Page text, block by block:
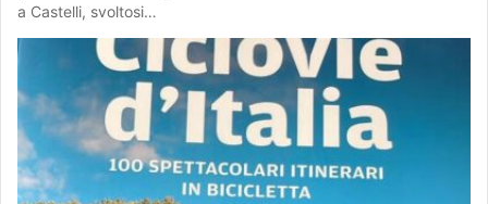
a Castelli, svoltosi…